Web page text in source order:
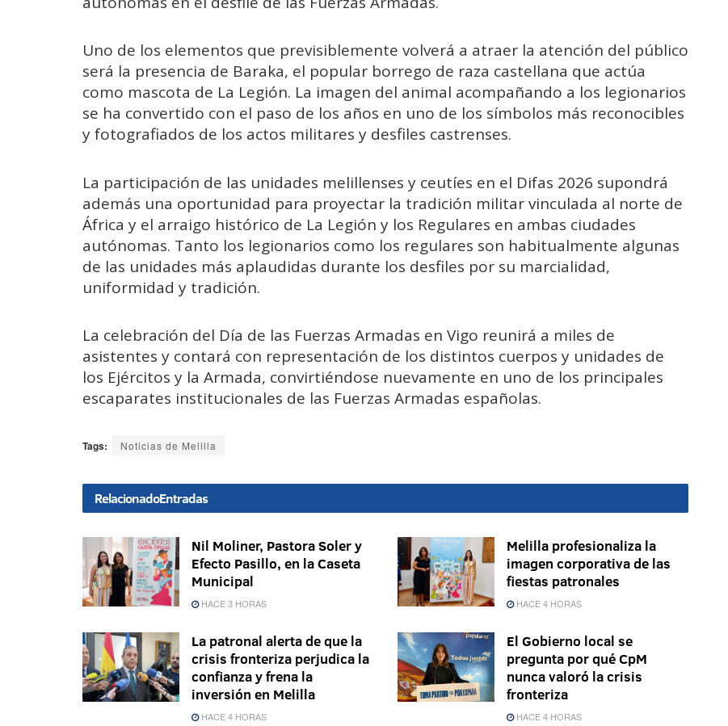
Uno de los elementos que previsiblemente volverá a atraer la atención del público
será la presencia de Baraka, el popular borrego de raza castellana que actúa
como mascota de La Legión. La imagen del animal acompañando a los legionarios
se ha convertido con el paso de los años en uno de los símbolos más reconocibles
y fotografiados de los actos militares y desfiles castrenses.
La participación de las unidades melillenses y ceutíes en el Difas 2026 supondrá
además una oportunidad para proyectar la tradición militar vinculada al norte de
África y el arraigo histórico de La Legión y los Regulares en ambas ciudades
autónomas. Tanto los legionarios como los regulares son habitualmente algunas
de las unidades más aplaudidas durante los desfiles por su marcialidad,
uniformidad y tradición.
La celebración del Día de las Fuerzas Armadas en Vigo reunirá a miles de
asistentes y contará con representación de los distintos cuerpos y unidades de
los Ejércitos y la Armada, convirtiéndose nuevamente en uno de los principales
escaparates institucionales de las Fuerzas Armadas españolas.
Tags: Noticias de Melilla
RelacionadoEntradas
Nil Moliner, Pastora Soler y
Efecto Pasillo, en la Caseta
Municipal
HACE 3 HORAS
Melilla profesionaliza la
imagen corporativa de las
fiestas patronales
HACE 4 HORAS
La patronal alerta de que la
crisis fronteriza perjudica la
confianza y frena la
inversión en Melilla
HACE 4 HORAS
El Gobierno local se
pregunta por qué CpM
nunca valoró la crisis
fronteriza
HACE 4 HORAS